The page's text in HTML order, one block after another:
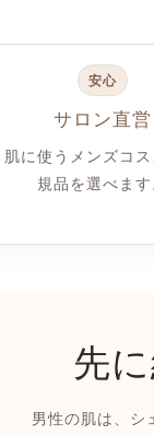
安心
サロン直営
肌に使うメンズコ
規品を選べます
先
男性の肌は、シ